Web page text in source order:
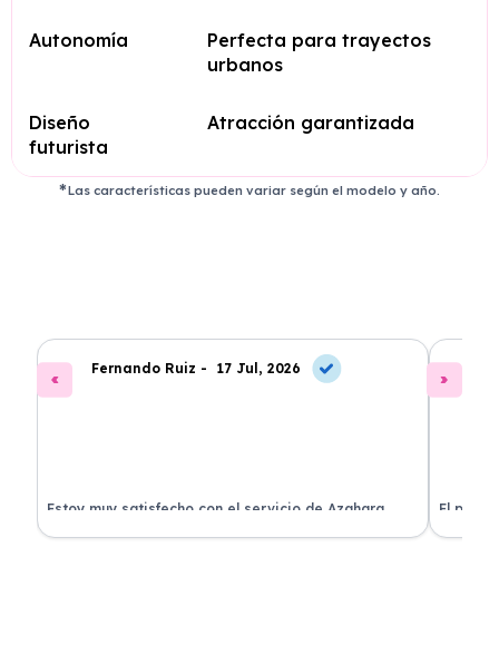
Autonomía
Perfecta para trayectos
urbanos
Diseño
futurista
Atracción garantizada
Las características pueden variar según el modelo y año.
Fernando Ruiz - 17 Jul, 2026
Estoy muy satisfecho con el servicio de Azahara
Renting. El coche está en perfectas condiciones y el
El
llegó